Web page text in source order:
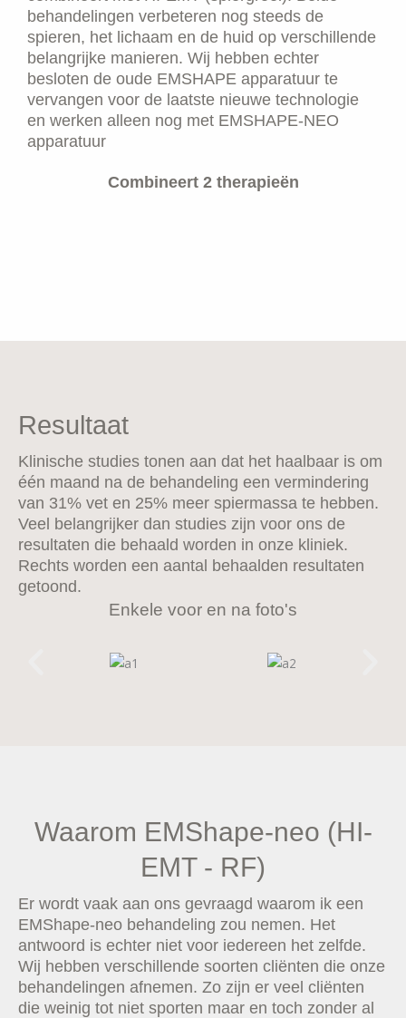
behandelingen verbeteren nog steeds de
spieren, het lichaam en de huid op verschillende
belangrijke manieren. Wij hebben echter
besloten de oude EMSHAPE apparatuur te
vervangen voor de laatste nieuwe technologie
en werken alleen nog met EMSHAPE-NEO
apparatuur
Combineert 2 therapieën
Resultaat
Klinische studies tonen aan dat het haalbaar is om
één maand na de behandeling een vermindering
van 31% vet en 25% meer spiermassa te hebben.
Veel belangrijker dan studies zijn voor ons de
resultaten die behaald worden in onze kliniek.
Rechts worden een aantal behaalden resultaten
getoond.
Enkele voor en na foto's
Waarom EMShape-neo (HI-
EMT - RF)
Er wordt vaak aan ons gevraagd waarom ik een
EMShape-neo behandeling zou nemen. Het
antwoord is echter niet voor iedereen het zelfde.
Wij hebben verschillende soorten cliënten die onze
behandelingen afnemen. Zo zijn er veel cliënten
die weinig tot niet sporten maar en toch zonder al